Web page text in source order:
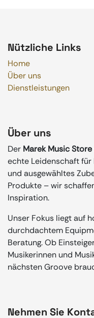
Nützliche Links
Home
Über uns
Dienstleistungen
Über uns
Der Marek Music Store
echte Leidenschaft für
und ausgewähltes
Produkte – wir
Inspiration.
Unser Fokus liegt auf
durchdachtem
Beratung. Ob
Musikerinnen und
nächsten Groove
Nehmen Sie